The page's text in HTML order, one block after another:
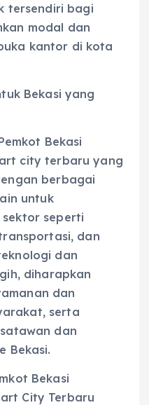
tersendiri bagi
modal dan
kantor di kota
Bekasi yang
Bekasi
city terbaru yang
berbagai
untuk
seperti
dan
dan
diharapkan
dan
serta
dan
Bekasi.
Bekasi
City Terbaru